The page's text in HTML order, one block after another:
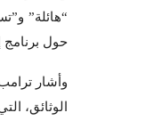
“هائلة”
حول برنامج
وأشار ترامب
الوثائق،